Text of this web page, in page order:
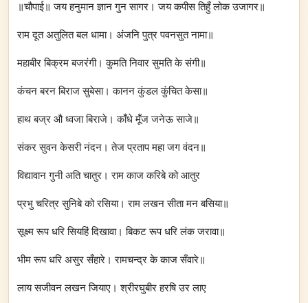
॥चौपाई॥ जय हनुमान ज्ञान गुन सागर। जय कपीस तिहुँ लोक उजागर॥
राम दूत अतुलित बल धामा। अंजनि पुत्र पवनसुत नामा॥
महाबीर बिक्रम बजरंगी। कुमति निवार सुमति के संगी॥
कंचन बरन बिराज सुबेसा। कानन कुंडल कुंचित केसा॥
हाथ बज्र औ ध्वजा बिराजे। काँधे मूँज जनेऊ साजे॥
संकर सुवन केसरी नंदन। तेज प्रताप महा जग वंदन॥
विद्यावान गुनी अति चातुर। राम काज करिबे को आतुर
प्रभु चरित्र सुनिबे को रसिया। राम लखन सीता मन बसिया॥
सूक्ष्म रूप धरि सियहिं दिखावा। बिकट रूप धरि लंक जरावा॥
भीम रूप धरि असुर सँहारे। रामचन्द्र के काज सँवारे॥
लाय सजीवन लखन जियाए। श्रीरघुबीर हरषि उर लाए